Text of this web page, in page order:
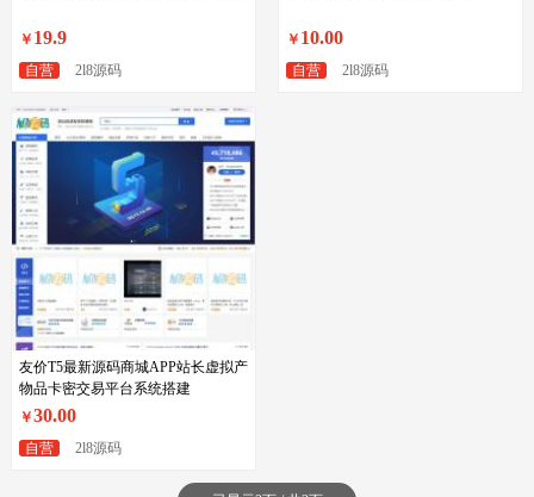
￥ 19.9
自营 2l8源码
￥ 10.00
自营 2l8源码
友价T5最新源码商城APP站长虚拟产
物品卡密交易平台系统搭建
￥30.00
自营 2l8源码